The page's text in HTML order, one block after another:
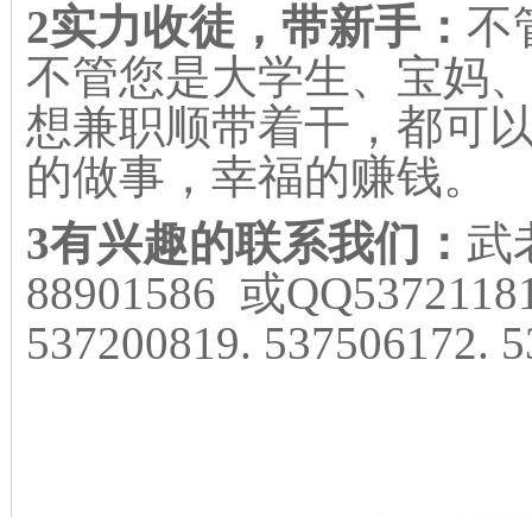
2实力收徒，带新手： 不
不管您是大学生、宝妈
想兼职顺带着干，都可
的做事，幸福的赚钱。
3有兴趣的联系我们： 武
88901586 或
537200819. 537506172.